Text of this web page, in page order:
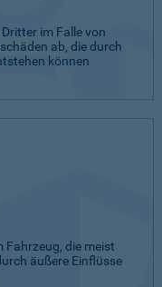
im Falle von
ab, die durch
können
Fahrzeug, die meist
äußere Einflüsse